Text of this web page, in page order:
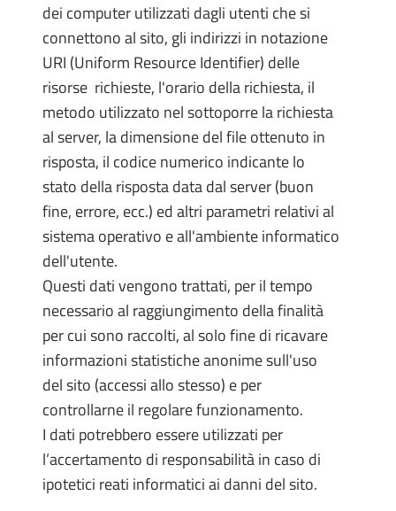
dei computer utilizzati dagli utenti che si
connettono al sito, gli indirizzi in notazione
URI (Uniform Resource Identifier) delle
risorse richieste, l'orario della richiesta, il
metodo utilizzato nel sottoporre la richiesta
al server, la dimensione del file ottenuto in
risposta, il codice numerico indicante lo
stato della risposta data dal server (buon
fine, errore, ecc.) ed altri parametri relativi al
sistema operativo e all'ambiente informatico
dell'utente.
Questi dati vengono trattati, per il tempo
necessario al raggiungimento della finalità
per cui sono raccolti, al solo fine di ricavare
informazioni statistiche anonime sull'uso
del sito (accessi allo stesso) e per
controllarne il regolare funzionamento.
I dati potrebbero essere utilizzati per
l’accertamento di responsabilità in caso di
ipotetici reati informatici ai danni del sito.